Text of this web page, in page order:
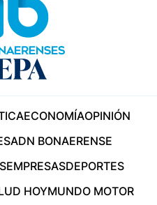
ECONOMÍAOPINIÓN
ADN BONAERENSE
EMPRESASDEPORTES
HOYMUNDO MOTOR